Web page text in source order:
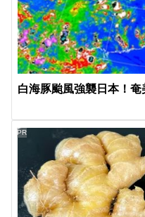
白海豚颱風強襲日本！
PR